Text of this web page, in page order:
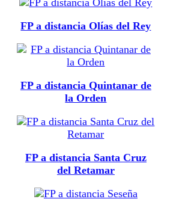
FP a distancia Olías del Rey
FP a distancia Quintanar de
la Orden
FP a distancia Santa Cruz
del Retamar